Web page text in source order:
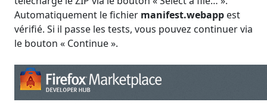
Automatiquement le fichier manifest.webapp est
vérifié. Si il passe les tests, vous pouvez continuer via
le bouton « Continue ».